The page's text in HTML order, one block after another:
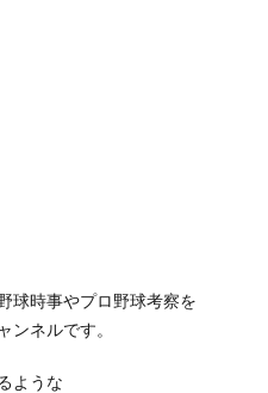
球時事やプロ野球考察を
ンネルです。
ような